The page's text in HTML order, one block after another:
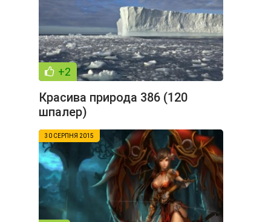
+2
Красива природа 386 (120
шпалер)
30 СЕРПНЯ 2015